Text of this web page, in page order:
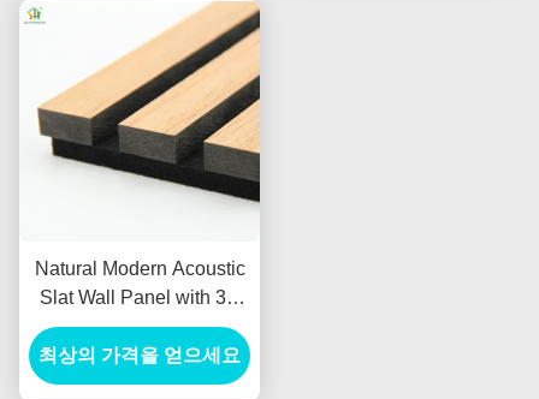
Soundproofing
Natural Modern Acoustic
Slat Wall Panel with 3D
Model Design and
550kg/m3 Density for
Living Room Sound
최상의 가격을 얻으세요